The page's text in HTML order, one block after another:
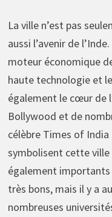
La ville n’est pas
aussi l’avenir de
moteur économique
haute technologie et
également le cœur de
Bollywood et de
célèbre Times of
symbolisent cette
également
très bons, mais il y a
nombreuses